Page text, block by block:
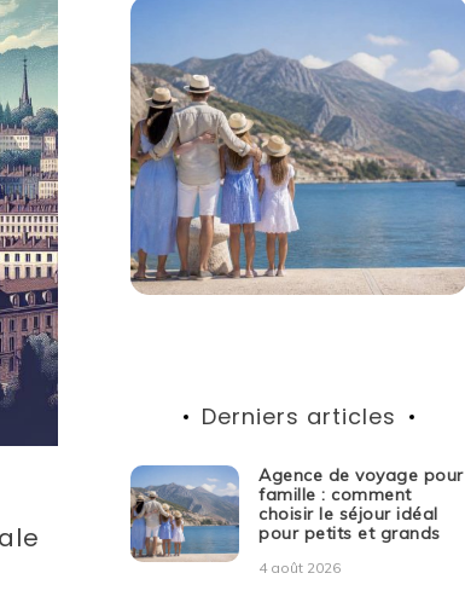
Derniers articles
Agence de voyage pour
famille : comment
choisir le séjour idéal
pour petits et grands
4 août 2026